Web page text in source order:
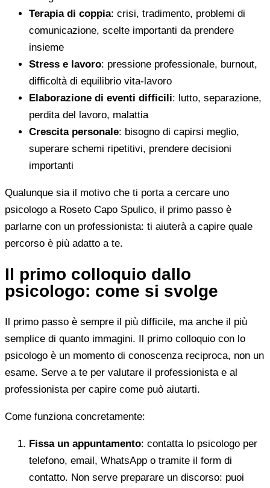
Terapia di coppia: crisi, tradimento, problemi di
comunicazione, scelte importanti da prendere
insieme
Stress e lavoro: pressione professionale, burnout,
difficoltà di equilibrio vita-lavoro
Elaborazione di eventi difficili: lutto, separazione,
perdita del lavoro, malattia
Crescita personale: bisogno di capirsi meglio,
superare schemi ripetitivi, prendere decisioni
importanti
Qualunque sia il motivo che ti porta a cercare uno
psicologo a Roseto Capo Spulico, il primo passo è
parlarne con un professionista: ti aiuterà a capire quale
percorso è più adatto a te.
Il primo colloquio dallo
psicologo: come si svolge
Il primo passo è sempre il più difficile, ma anche il più
semplice di quanto immagini. Il primo colloquio con lo
psicologo è un momento di conoscenza reciproca, non un
esame. Serve a te per valutare il professionista e al
professionista per capire come può aiutarti.
Come funziona concretamente:
Fissa un appuntamento: contatta lo psicologo per
telefono, email, WhatsApp o tramite il form di
contatto. Non serve preparare un discorso: puoi